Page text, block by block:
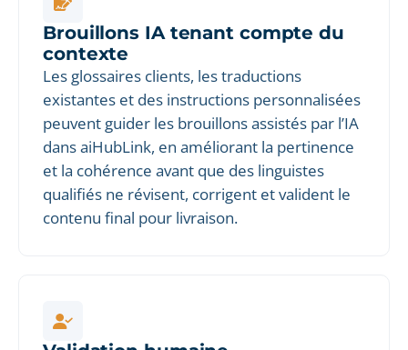
Brouillons IA tenant compte du
contexte
Les glossaires clients, les traductions
existantes et des instructions personnalisées
peuvent guider les brouillons assistés par l’IA
dans aiHubLink, en améliorant la pertinence
et la cohérence avant que des linguistes
qualifiés ne révisent, corrigent et valident le
contenu final pour livraison.